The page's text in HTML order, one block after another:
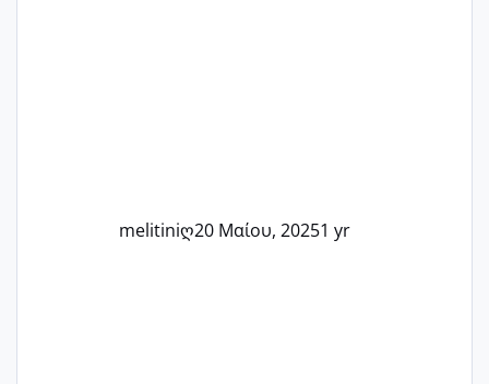
melitiniღ20 Μαίου, 20251 yr